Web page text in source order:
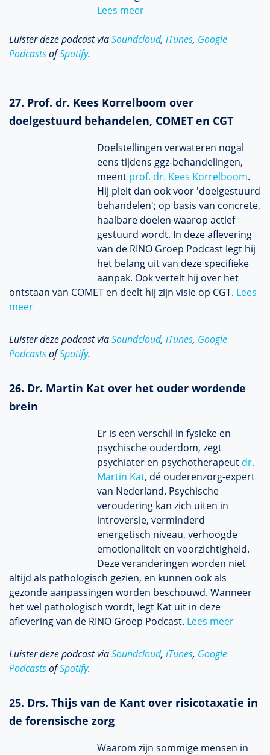
Lees meer
Luister deze podcast viaSoundcloud, iTunes, Google
PodcastsofSpotify.
27. Prof. dr. Kees Korrelboom over
doelgestuurd behandelen, COMET en CGT
Doelstellingen verwateren nogal
eens tijdens ggz-behandelingen,
meent prof. dr. Kees Korrelboom.
Hij pleit dan ook voor 'doelgestuurd
behandelen'; op basis van concrete,
haalbare doelen waarop actief
gestuurd wordt. In deze aflevering
van de RINO Groep Podcast legt hij
het belang uit van deze specifieke
aanpak. Ook vertelt hij over het
ontstaan van COMET en deelt hij zijn visie op CGT. Lees
meer
Luister deze podcast viaSoundcloud, iTunes, Google
PodcastsofSpotify.
26. Dr. Martin Kat over het ouder wordende
brein
Er is een verschil in fysieke en
psychische ouderdom, zegt
psychiater en psychotherapeut dr.
Martin Kat, dé ouderenzorg-expert
van Nederland. Psychische
veroudering kan zich uiten in
introversie, verminderd
energetisch niveau, verhoogde
emotionaliteit en voorzichtigheid.
Deze veranderingen worden niet
altijd als pathologisch gezien, en kunnen ook als
gezonde aanpassingen worden beschouwd. Wanneer
het wel pathologisch wordt, legt Kat uit in deze
aflevering van de RINO Groep Podcast. Lees meer
Luister deze podcast viaSoundcloud, iTunes, Google
PodcastsofSpotify.
25. Drs. Thijs van de Kant over risicotaxatie in
de forensische zorg
Waarom zijn sommige mensen in